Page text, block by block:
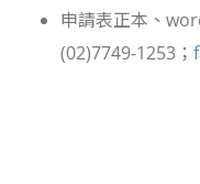
申請表正本、
(02)7749-1253；